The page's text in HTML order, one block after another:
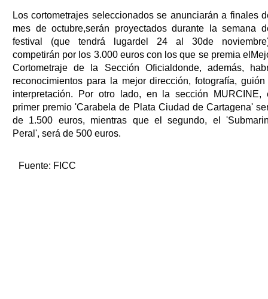
Los cortometrajes seleccionados se anunciarán a finales
mes de octubre,serán proyectados durante la semana
festival (que tendrá lugardel 24 al 30de
competirán por los 3.000 euros con los que se premia
Cortometraje de la Sección Oficialdonde, además,
reconocimientos para la mejor dirección, fotografía, guión
interpretación. Por otro lado, en la sección MURCINE,
primer premio 'Carabela de Plata Ciudad de Cartagena'
de 1.500 euros, mientras que el segundo, el
Peral', será de 500 euros.
Fuente: FICC